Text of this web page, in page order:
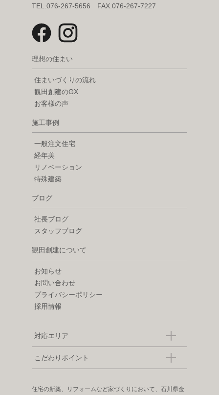
TEL.076-267-5656 FAX.076-267-7227
理想の住まい
住まいづくりの流れ
観田創建のGX
お客様の声
施工事例
一般注文住宅
経年美
リノベーション
特殊建築
ブログ
社長ブログ
スタッフブログ
観田創建について
お知らせ
お問い合わせ
プライバシーポリシー
採用情報
対応エリア
こだわりポイント
住宅の新築、リフォームなど家づくりにおいて、石川県金